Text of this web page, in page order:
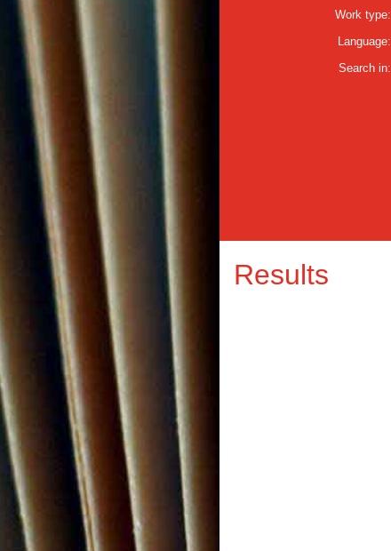
Work type:
Language:
Search in:
Results